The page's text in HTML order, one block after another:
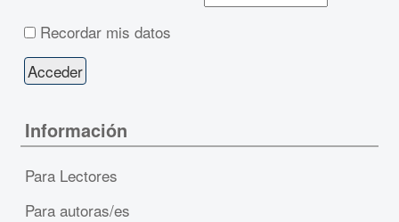
Recordar mis datos
Información
Para Lectores
Para autoras/es